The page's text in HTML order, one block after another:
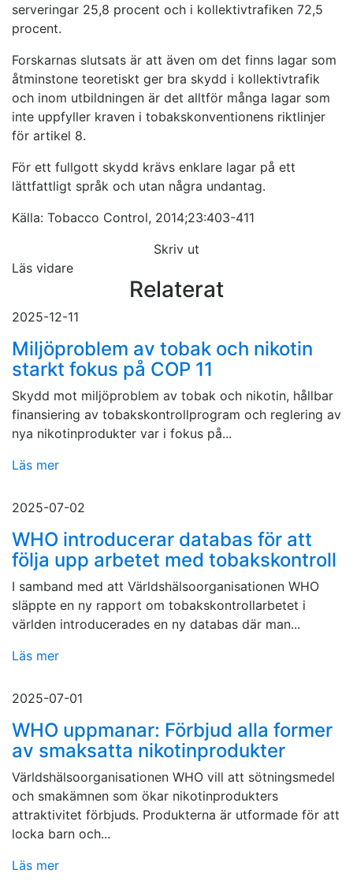
serveringar 25,8 procent och i kollektivtrafiken 72,5
procent.
Forskarnas slutsats är att även om det finns lagar som
åtminstone teoretiskt ger bra skydd i kollektivtrafik
och inom utbildningen är det alltför många lagar som
inte uppfyller kraven i tobakskonventionens riktlinjer
för artikel 8.
För ett fullgott skydd krävs enklare lagar på ett
lättfattligt språk och utan några undantag.
Källa: Tobacco Control, 2014;23:403-411
Skriv ut
Läs vidare
Relaterat
2025-12-11
Miljöproblem av tobak och nikotin
starkt fokus på COP 11
Skydd mot miljöproblem av tobak och nikotin, hållbar
finansiering av tobakskontrollprogram och reglering av
nya nikotinprodukter var i fokus på...
Läs mer
2025-07-02
WHO introducerar databas för att
följa upp arbetet med tobakskontroll
I samband med att Världshälsoorganisationen WHO
släppte en ny rapport om tobakskontrollarbetet i
världen introducerades en ny databas där man...
Läs mer
2025-07-01
WHO uppmanar: Förbjud alla former
av smaksatta nikotinprodukter
Världshälsoorganisationen WHO vill att sötningsmedel
och smakämnen som ökar nikotinprodukters
attraktivitet förbjuds. Produkterna är utformade för att
locka barn och...
Läs mer